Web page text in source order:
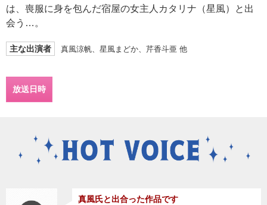
は、喪服に身を包んだ宿屋の女主人カタリナ（星風）と出
会う…。
主な出演者 真風涼帆、星風まどか、芹香斗亜 他
放送日時
真風氏と出合った作品です